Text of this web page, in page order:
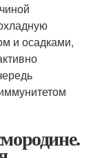
и осадками,